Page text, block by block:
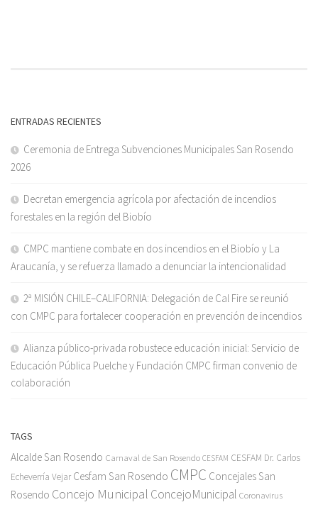
ENTRADAS RECIENTES
Ceremonia de Entrega Subvenciones Municipales San Rosendo
2026
Decretan emergencia agrícola por afectación de incendios
forestales en la región del Biobío
CMPC mantiene combate en dos incendios en el Biobío y La
Araucanía, y se refuerza llamado a denunciar la intencionalidad
2ª MISIÓN CHILE–CALIFORNIA: Delegación de Cal Fire se reunió
con CMPC para fortalecer cooperación en prevención de incendios
Alianza público-privada robustece educación inicial: Servicio de
Educación Pública Puelche y Fundación CMPC firman convenio de
colaboración
TAGS
Alcalde San Rosendo Carnaval de San Rosendo CESFAM CESFAM Dr. Carlos
Echeverría Vejar Cesfam San Rosendo CMPC Concejales San
Rosendo Concejo Municipal ConcejoMunicipal Coronavirus